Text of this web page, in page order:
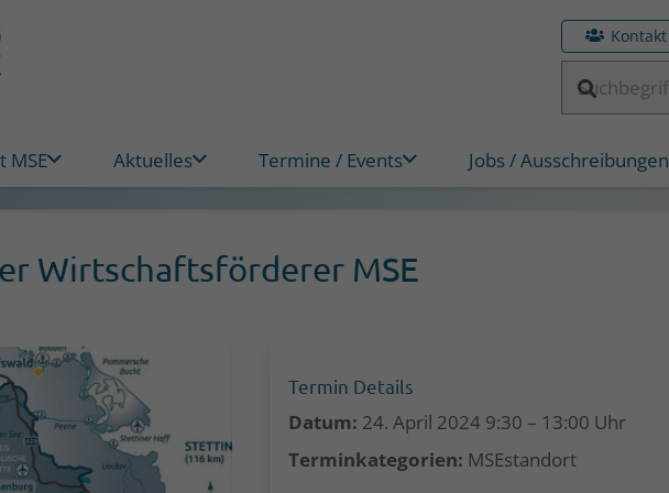
Kontakt
MSE Aktuelles Termine / Events Jobs / Ausschreibungen
Wirtschaftsförderer MSE
Termin Details
Datum: 24. April 2024 9:30 – 13:00 Uhr
Terminkategorien: MSEstandort